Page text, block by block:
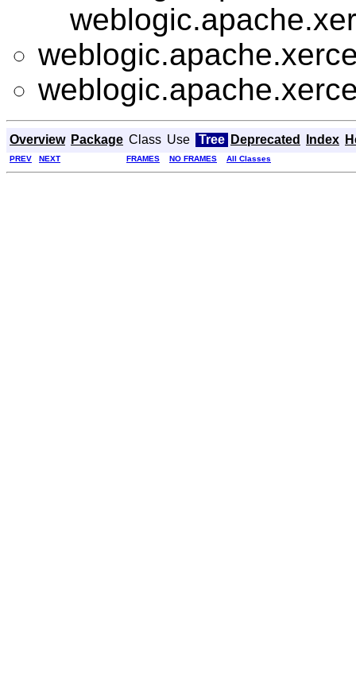
Overview Package Class Use Tree Deprecated Index
PREV NEXT FRAMES NO FRAMES All Classes